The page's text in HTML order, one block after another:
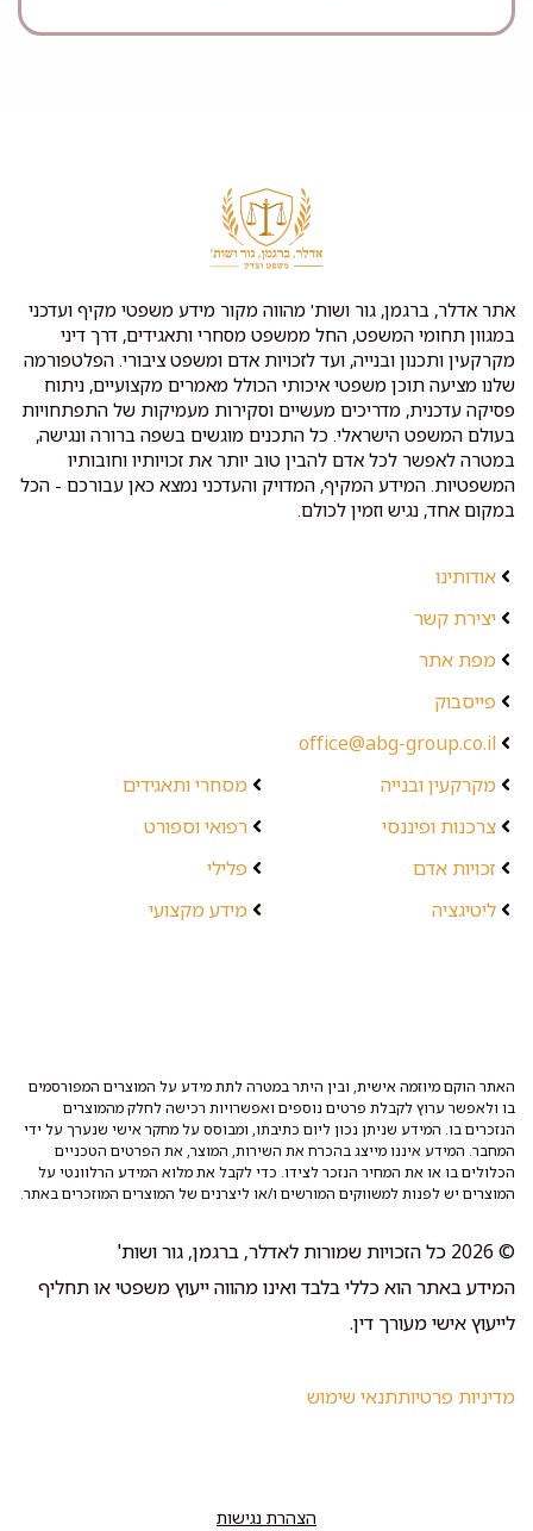
אתר אדלר, ברגמן, גור ושות' מהווה מקור מידע משפטי מקיף ועדכני
במגוון תחומי המשפט, החל ממשפט מסחרי ותאגידים, דרך דיני
מקרקעין ותכנון ובנייה, ועד לזכויות אדם ומשפט ציבורי. הפלטפורמה
שלנו מציעה תוכן משפטי איכותי הכולל מאמרים מקצועיים, ניתוח
פסיקה עדכנית, מדריכים מעשיים וסקירות מעמיקות של התפתחויות
בעולם המשפט הישראלי. כל התכנים מוגשים בשפה ברורה ונגישה,
במטרה לאפשר לכל אדם להבין טוב יותר את זכויותיו וחובותיו
המשפטיות. המידע המקיף, המדויק והעדכני נמצא כאן עבורכם - הכל
במקום אחד, נגיש וזמין לכולם.
אודותינו
יצירת קשר
מפת אתר
פייסבוק
office@abg-group.co.il
מקרקעין ובנייה
צרכנות ופיננסי
זכויות אדם
ליטיגציה
מסחרי ותאגידים
רפואי וספורט
פלילי
מידע מקצועי
האתר הוקם מיוזמה אישית, ובין היתר במטרה לתת מידע על המוצרים המפורסמים
בו ולאפשר ערוץ לקבלת פרטים נוספים ואפשרויות רכישה לחלק מהמוצרים
הנזכרים בו. המידע שניתן נכון ליום כתיבתו, ומבוסס על מחקר אישי שנערך על ידי
המחבר. המידע איננו מייצג בהכרח את השירות, המוצר, את הפרטים הטכניים
הכלולים בו או את המחיר הנזכר לצידו. כדי לקבל את מלוא המידע הרלוונטי על
המוצרים יש לפנות למשווקים המורשים ו/או ליצרנים של המוצרים המוזכרים באתר.
© 2026 כל הזכויות שמורות לאדלר, ברגמן, גור ושות'
המידע באתר הוא כללי בלבד ואינו מהווה ייעוץ משפטי או תחליף
לייעוץ אישי מעורך דין.
מדיניות פרטיותתנאי שימוש
הצהרת נגישות